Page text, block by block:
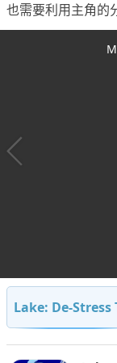
也需要利用主角的
Lake: De-